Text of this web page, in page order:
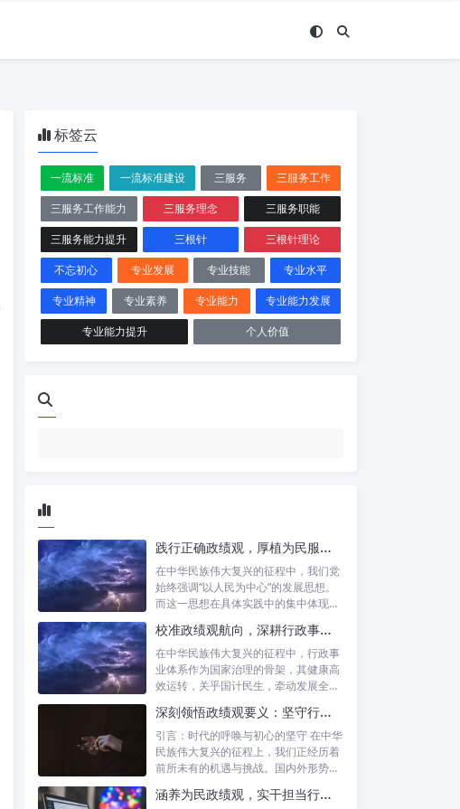
标签云
一流标准 一流标准建设 三服务
三服务工作
三服务工作能力
三服务理念
三服务职能
三服务能力提升
三根针
三根针理论
不忘初心
专业发展 专业技能
专业水平
专业精神
专业素养 专业能力
专业能力发展
专业能力提升
个人价值
践行正确政绩观，厚植为民服务根基：迈向高质量发展的根本遵循
在中华民族伟大复兴的征程中，我们党
始终强调“以人民为中心”的发展思想。
而这一思想在具体实践中的集中体现，
校准政绩观航向，深耕行政事业本职：新时代高质量发展的双重 imperative
在中华民族伟大复兴的征程中，行政事
业体系作为国家治理的骨架，其健康高
效运转，关乎国计民生，牵动发展全
深刻领悟政绩观要义：坚守行政事业初心，绘就为民服务新篇章
引言：时代的呼唤与初心的坚守 在中华
民族伟大复兴的征程上，我们正经历着
前所未有的机遇与挑战。国内外形势复
涵养为民政绩观，实干担当行稳致远：新时代公仆的价值坐标与实践航向